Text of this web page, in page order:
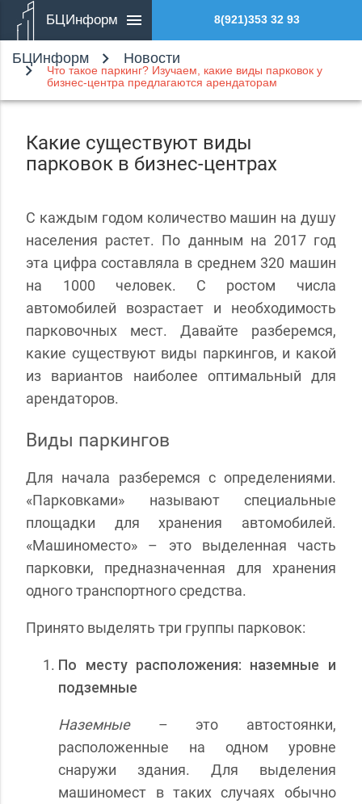
БЦИнформ 8(921)353 32 93
БЦИнформ Новости
Что такое паркинг? Изучаем, какие виды парковок у
бизнес-центра предлагаются арендаторам
Какие существуют виды
парковок в бизнес-центрах
С каждым годом количество машин на душу
населения растет. По данным на 2017 год
эта цифра составляла в среднем 320 машин
на 1000 человек. С ростом числа
автомобилей возрастает и необходимость
парковочных мест. Давайте разберемся,
какие существуют виды паркингов, и какой
из вариантов наиболее оптимальный для
арендаторов.
Виды паркингов
Для начала разберемся с определениями.
«Парковками» называют специальные
площадки для хранения автомобилей.
«Машиноместо» – это выделенная часть
парковки, предназначенная для хранения
одного транспортного средства.
Принято выделять три группы парковок:
По месту расположения: наземные и
подземные
Наземные– это автостоянки,
расположенные на одном уровне
снаружи здания. Для выделения
машиномест в таких случаях обычно